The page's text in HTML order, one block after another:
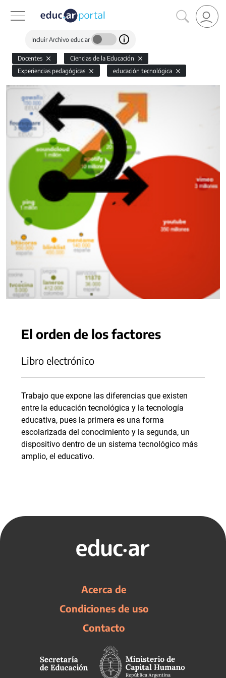
Incluir Archivo educ.ar
Docentes
Ciencias de la Educación
Experiencias pedagógicas
educación tecnológica
El orden de los factores
Libro electrónico
Trabajo que expone las diferencias que existen
entre la educación tecnológica y la tecnología
educativa, pues la primera es una forma
escolarizada del conocimiento y la segunda, un
dispositivo dentro de un sistema tecnológico más
amplio, el educativo.
Acerca de
Condiciones de uso
Contacto